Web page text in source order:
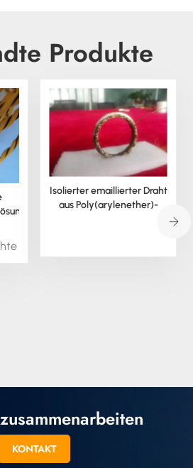
Produkte
Isolierter emaillierter Draht
aus Poly(arylenether)-
KONTAKT